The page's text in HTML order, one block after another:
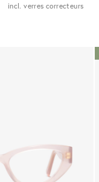
incl. verres correcteurs